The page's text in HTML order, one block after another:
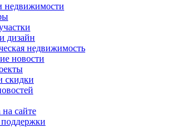
недвижимости
дизайн
недвижимость
новости
скидки
сайте